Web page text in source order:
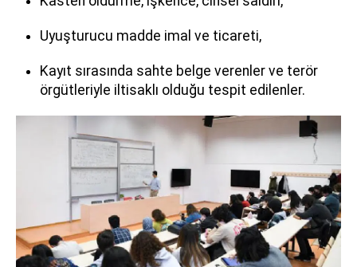
Uyuşturucu madde imal ve ticareti,
Kayıt sırasında sahte belge verenler ve terör
örgütleriyle iltisaklı olduğu tespit edilenler.